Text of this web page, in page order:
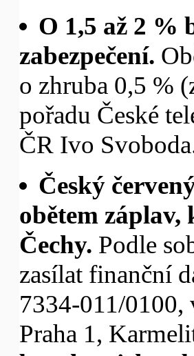
O 1,5 až 2 %
zabezpečení.
o zhruba 0,5 %
pořadu České
ČR Ivo
Český
obětem
Čechy. Podle
zasílat finanční
7334-011/
Praha 1,